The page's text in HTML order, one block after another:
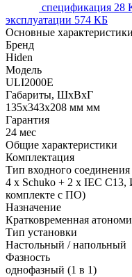
спецификация 28
эксплуатации 574 КБ
Основные характеристики
Бренд
Hiden
Модель
ULI2000E
Габариты, ШхВхГ
135x343x208 мм мм
Гарантия
24 мес
Общие характеристики
Комплектация
Тип входного
4 x Schuko + 2 х IEC
комплекте с ПО)
Назначение
Кратковременная
Тип установки
Настольный / напольный
Фазность
однофазный (1 в 1)